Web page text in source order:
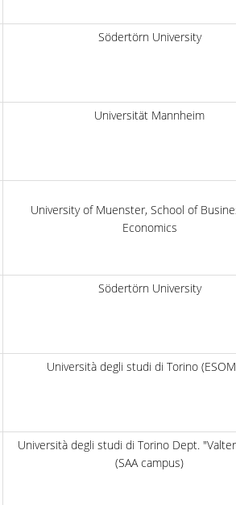
Södertörn University
Universität Mannheim
University of Muenster, School of
Economics
Södertörn University
Università degli studi di Torino
Università degli studi di Torino Dept.
(SAA campus)